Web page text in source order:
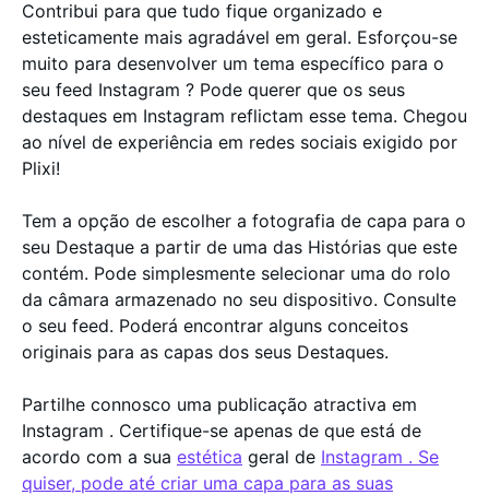
Contribui para que tudo fique organizado e
esteticamente mais agradável em geral. Esforçou-se
muito para desenvolver um tema específico para o
seu feed Instagram ? Pode querer que os seus
destaques em Instagram reflictam esse tema. Chegou
ao nível de experiência em redes sociais exigido por
Plixi!
Tem a opção de escolher a fotografia de capa para o
seu Destaque a partir de uma das Histórias que este
contém. Pode simplesmente selecionar uma do rolo
da câmara armazenado no seu dispositivo. Consulte
o seu feed. Poderá encontrar alguns conceitos
originais para as capas dos seus Destaques.
Partilhe connosco uma publicação atractiva em
Instagram . Certifique-se apenas de que está de
acordo com a sua estética geral de Instagram . Se
quiser, pode até criar uma capa para as suas